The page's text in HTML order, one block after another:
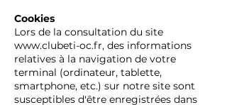
Cookies
Lors de la consultation du site
www.clubeti-oc.fr, des informations
relatives à la navigation de votre
terminal (ordinateur, tablette,
smartphone, etc.) sur notre site sont
susceptibles d'être enregistrées dans